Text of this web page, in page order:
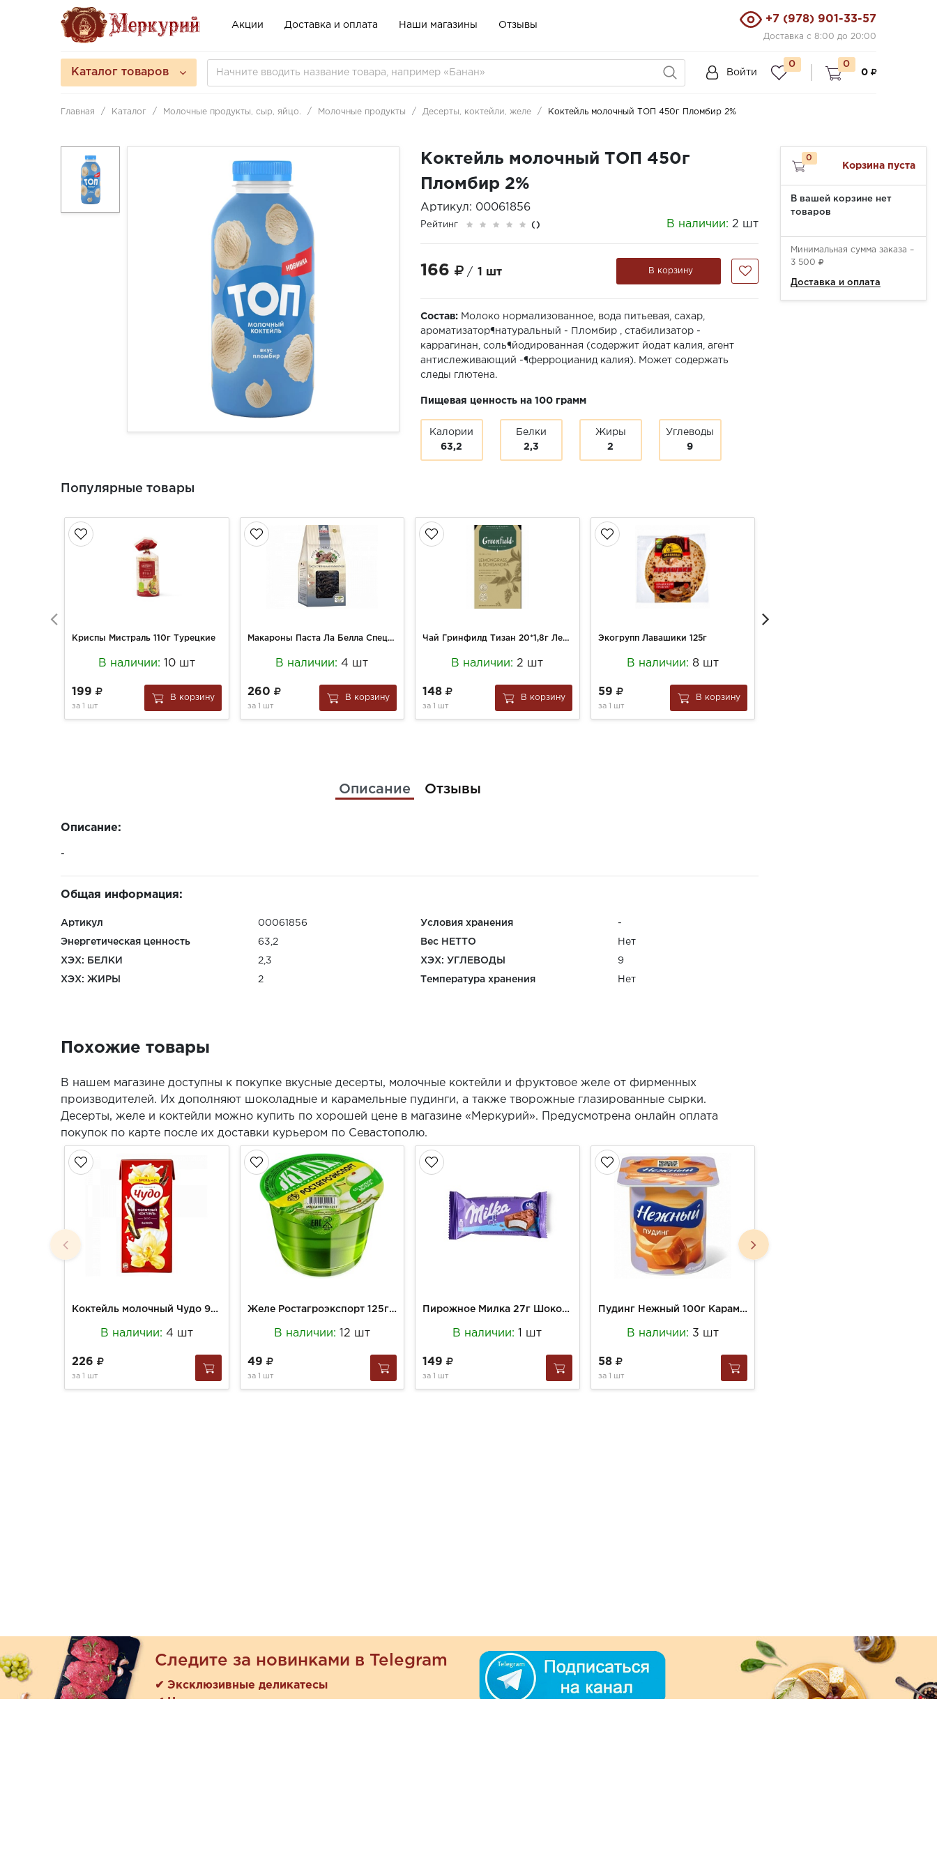
Акции Доставка и оплата Наши магазины Отзывы
+7 (978) 901-33-57
Доставка с 8:00 до 20:00
Каталог товаров Войти
0
0
0
Главная Каталог Молочные продукты, сыр, яйцо. Молочные продукты Десерты, коктейли, желе Коктейль молочный ТОП 450г Пломбир 2%
Коктейль молочный ТОП 450г
Пломбир 2%
Артикул: 00061856
Рейтинг () В наличии: 2 шт
166 / 1 шт В корзину
Состав: Молоко нормализованное, вода питьевая, сахар,
ароматизатор¶натуральный - Пломбир , стабилизатор -
каррагинан, соль¶йодированная (содержит йодат калия, агент
антислеживающий -¶ферроцианид калия). Может содержать
следы глютена.
Пищевая ценность на 100 грамм
Калории
63,2
Белки
2,3
Жиры
2
Углеводы
9
Популярные товары
Криспы Мистраль 110г Турецкие
В наличии: 10 шт
199
за 1 шт
В корзину
Макароны Паста Ла Белла Специаль 250г c чернилами каракатицы
В наличии:4 шт
260
за 1 шт
В корзину
Чай Гринфилд Тизан 20*1,8г Лемонграсс энд Шисандра(пирамидки)
В наличии:2 шт
148
за 1 шт
В корзину
Экогрупп Лавашики 125г
В наличии: 8 шт
59
за 1 шт
В корзину
Описание Отзывы
Описание:
-
Общая информация:
Артикул 00061856 Условия хранения -
Энергетическая ценность 63,2 Вес НЕТТО Нет
ХЭХ: БЕЛКИ 2,3 ХЭХ: УГЛЕВОДЫ 9
ХЭХ: ЖИРЫ 2 Температура хранения Нет
Похожие товары
В нашем магазине доступны к покупке вкусные десерты, молочные коктейли и фруктовое желе от фирменных
производителей. Их дополняют шоколадные и карамельные пудинги, а также творожные глазированные сырки.
Десерты, желе и коктейли можно купить по хорошей цене в магазине «Меркурий». Предусмотрена онлайн оплата
покупок по карте после их доставки курьером по Севастополю.
Коктейль молочный Чудо 960г Ваниль 2%
В наличии: 4 шт
226
за 1 шт
Желе Ростагроэкспорт 125г Яблоко стакан
В наличии: 12 шт
49
за 1 шт
Пирожное Милка 27г Шоколадный перекус
В наличии: 1 шт
149
за 1 шт
Пудинг Нежный 100г Карамель 2 ,8%
В наличии: 3 шт
58
за 1 шт
0
Корзина пуста
В вашей корзине нет
товаров
Минимальная сумма заказа –
3 500
Доставка и оплата
Следите за новинками в Telegram
✔ Эксклюзивные деликатесы
✔ Новые поступления